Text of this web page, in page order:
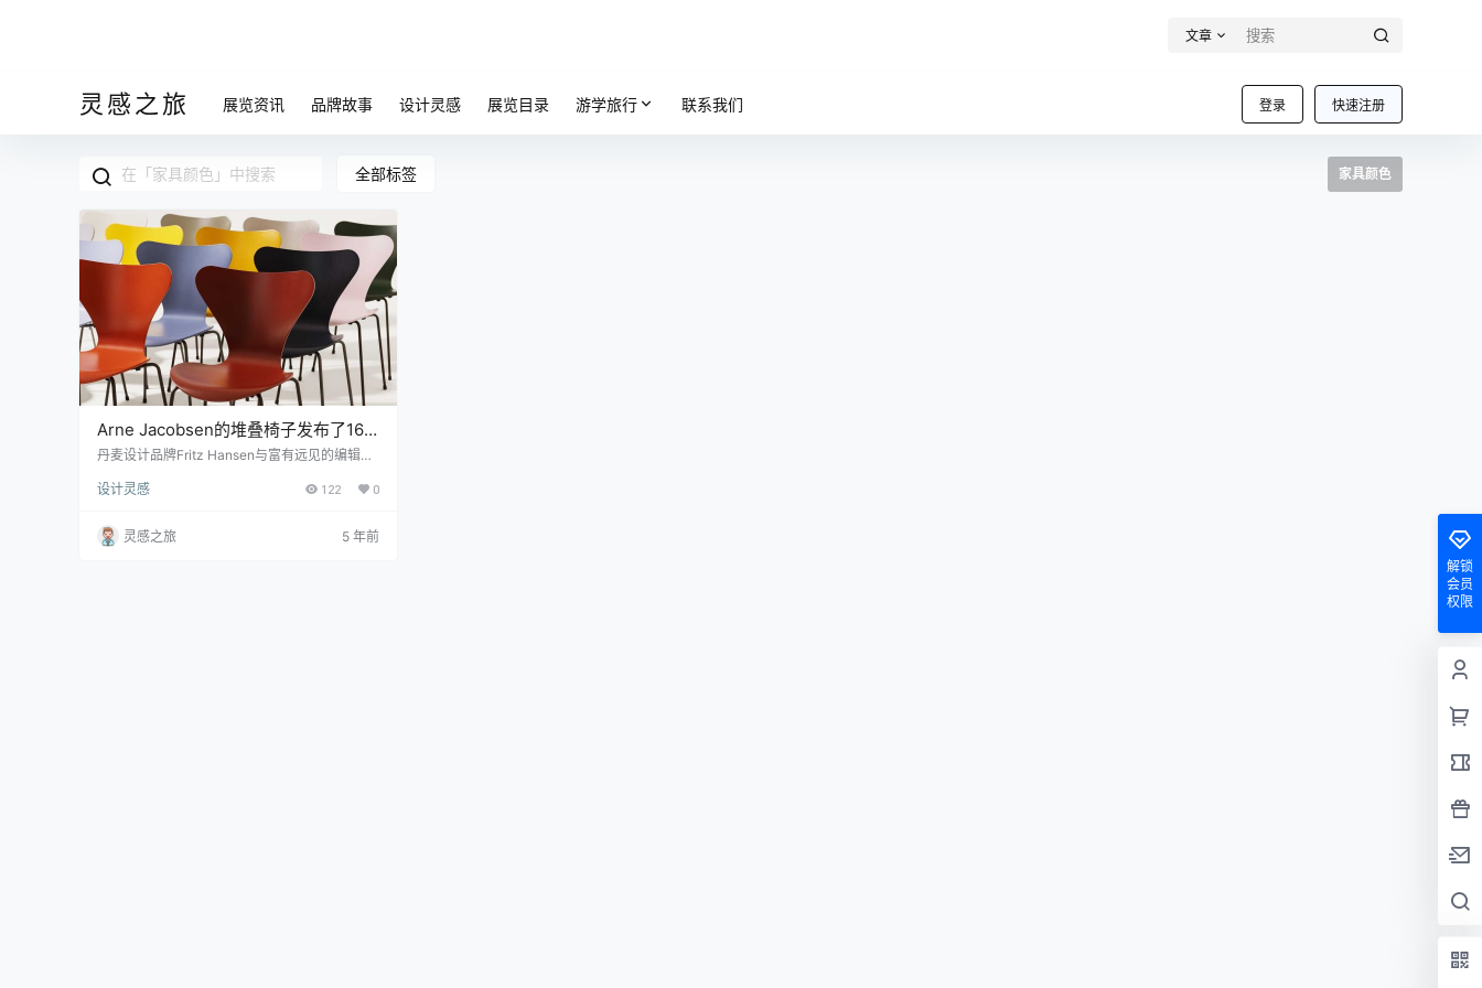
文章
灵感之旅 登录 快速注册
展览资讯 品牌故事 设计灵感 展览目录 游学旅行 联系我们
全部标签 家具颜色
Arne Jacobsen的堆叠椅子发布了16
种新颜色
丹麦设计品牌Fritz Hansen与富有远见的编辑，
系列，Ant™和Grand Prix™ Arne Jacobsen堆叠
色彩系列（一种色彩感）将用于的前三个设计，
使它们的轮廓更加醒目，个性更加鲜明。从深黄
设计灵感 122 0
灵感之旅
5 年前
解锁
会员
权限